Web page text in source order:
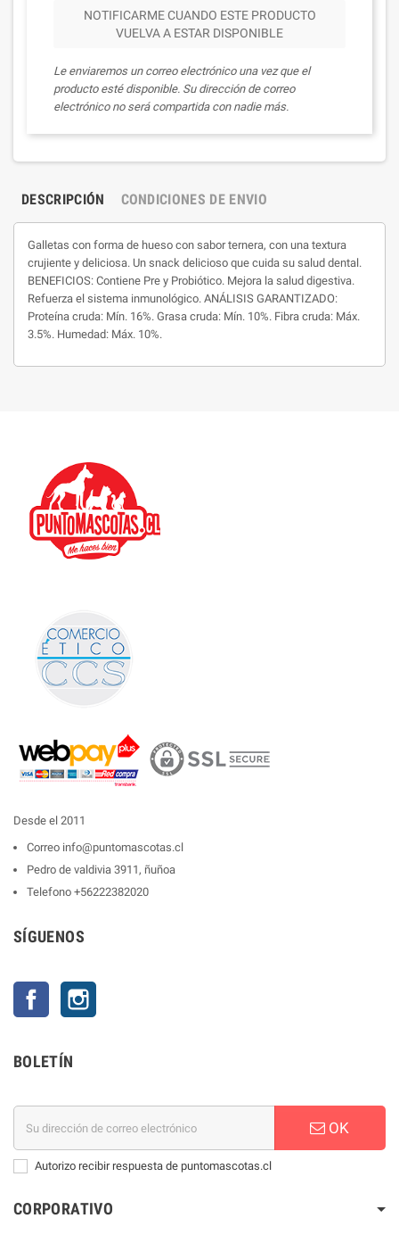
NOTIFICARME CUANDO ESTE PRODUCTO
VUELVA A ESTAR DISPONIBLE
Le enviaremos un correo electrónico una vez que el
producto esté disponible. Su dirección de correo
electrónico no será compartida con nadie más.
DESCRIPCIÓN CONDICIONES DE ENVIO
Galletas con forma de hueso con sabor ternera, con una textura
crujiente y deliciosa. Un snack delicioso que cuida su salud dental.
BENEFICIOS: Contiene Pre y Probiótico. Mejora la salud digestiva.
Refuerza el sistema inmunológico. ANÁLISIS GARANTIZADO:
Proteína cruda: Mín. 16%. Grasa cruda: Mín. 10%. Fibra cruda: Máx.
3.5%. Humedad: Máx. 10%.
Desde el 2011
Correo info@puntomascotas.cl
Pedro de valdivia 3911, ñuñoa
Telefono +56222382020
SÍGUENOS
Facebook
BOLETÍN
OK
Autorizo recibir respuesta de puntomascotas.cl
CORPORATIVO